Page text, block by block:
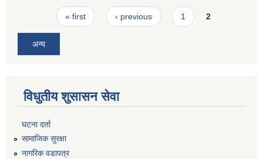
Pages« first ‹ previous 1 2
अन्य
विधुतीय शुसासन सेवा
घटना दर्ता
सामाजिक सुरक्षा
नागरिक वडापत्र